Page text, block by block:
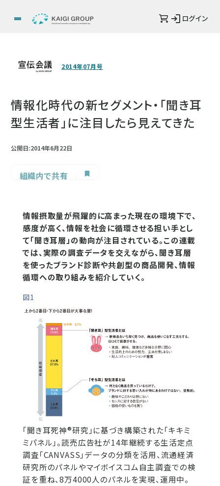
ログイン
2014年07月号
情報化時代の新セグメント・「聞き耳
型生活者」に注目したら見えてきた
公開日:2014年6月22日
組織内で共有
情報摂取量が飛躍的に高まった現在の環境下で、
感度が高く、情報を社会に循環させる担い手とし
て「聞き耳層」の動向が注目されている。この連載
では、実際の調査データを交えながら、聞き耳層
を使ったブランド診断や共創型の商品開発、情報
循環への取り組みを紹介していく。
図1
「聞き耳死神®研究」に基づき構築された「キキミ
ミパネル」。読売広告社が14年継続する生活定点
調査「CANVASS」データの分類を活用、流通経済
研究所のパネルやマイボイスコム自主調査での検
証を重ね、8万4000人のパネルを実現、運用中。